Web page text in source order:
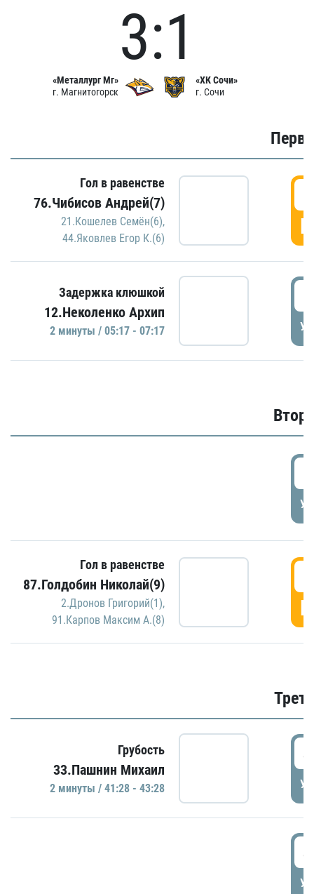
«Металлург Мг»
г. Магнитогорск
3:1
«ХК Сочи»
г. Сочи
Гол в равенстве
76.Чибисов Андрей(7)
21.Кошелев Семён(6),
44.Яковлев Егор К.(6)
Задержка клюшкой
12.Неколенко Архип
2 минуты / 05:17 - 07:17
Гол в равенстве
87.Голдобин Николай(9)
2.Дронов Григорий(1),
91.Карпов Максим А.(8)
Грубость
33.Пашнин Михаил
2 минуты / 41:28 - 43:28